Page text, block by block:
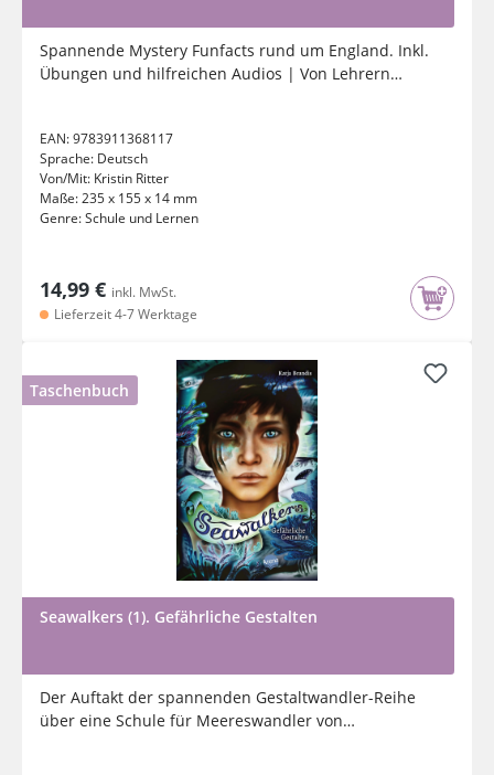
Spannende Mystery Funfacts rund um England. Inkl.
Übungen und hilfreichen Audios | Von Lehrern
EAN:9783911368117
Sprache: Deutsch
Von/Mit: Kristin Ritter
Maße:235 x 155 x 14 mm
Genre:Schule und Lernen
14,99 € inkl. MwSt.
Lieferzeit 4-7 Werktage
Taschenbuch
Seawalkers (1). Gefährliche Gestalten
Der Auftakt der spannenden Gestaltwandler-Reihe
über eine Schule für Meereswandler von